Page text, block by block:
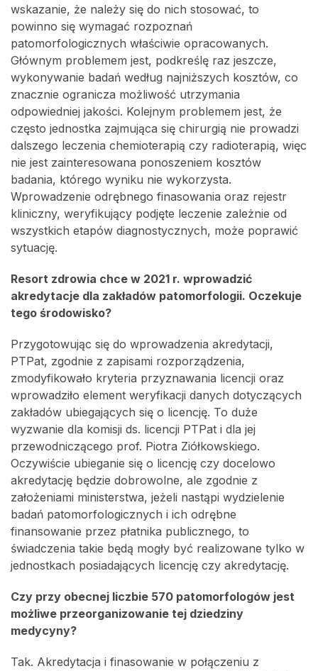
wskazanie, że należy się do nich stosować, to
powinno się wymagać rozpoznań
patomorfologicznych właściwie opracowanych.
Głównym problemem jest, podkreślę raz jeszcze,
wykonywanie badań według najniższych kosztów, co
znacznie ogranicza możliwość utrzymania
odpowiedniej jakości. Kolejnym problemem jest, że
często jednostka zajmująca się chirurgią nie prowadzi
dalszego leczenia chemioterapią czy radioterapią, więc
nie jest zainteresowana ponoszeniem kosztów
badania, którego wyniku nie wykorzysta.
Wprowadzenie odrębnego finasowania oraz rejestr
kliniczny, weryfikujący podjęte leczenie zależnie od
wszystkich etapów diagnostycznych, może poprawić
sytuację.
Resort zdrowia chce w 2021 r. wprowadzić
akredytacje dla zakładów patomorfologii. Oczekuje
tego środowisko?
Przygotowując się do wprowadzenia akredytacji,
PTPat, zgodnie z zapisami rozporządzenia,
zmodyfikowało kryteria przyznawania licencji oraz
wprowadziło element weryfikacji danych dotyczących
zakładów ubiegających się o licencję. To duże
wyzwanie dla komisji ds. licencji PTPat i dla jej
przewodniczącego prof. Piotra Ziółkowskiego.
Oczywiście ubieganie się o licencję czy docelowo
akredytację będzie dobrowolne, ale zgodnie z
założeniami ministerstwa, jeżeli nastąpi wydzielenie
badań patomorfologicznych i ich odrębne
finansowanie przez płatnika publicznego, to
świadczenia takie będą mogły być realizowane tylko w
jednostkach posiadających licencję czy akredytację.
Czy przy obecnej liczbie 570 patomorfologów jest
możliwe przeorganizowanie tej dziedziny
medycyny?
Tak. Akredytacja i finasowanie w połączeniu z